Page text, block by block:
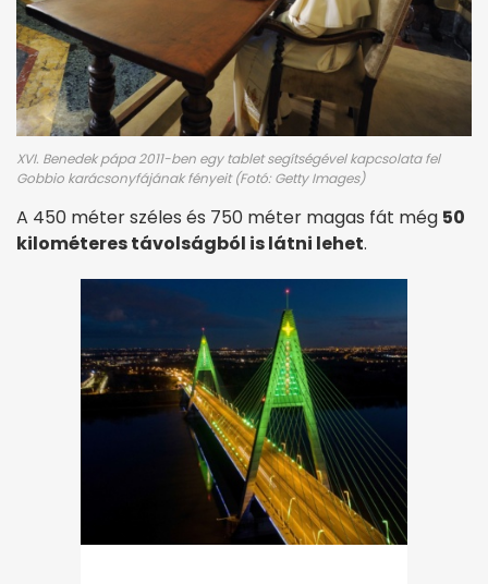
XVI. Benedek pápa 2011-ben egy tablet segítségével kapcsolata fel
Gobbio karácsonyfájának fényeit (Fotó: Getty Images)
A 450 méter széles és 750 méter magas fát még 50
kilométeres távolságból is látni lehet.